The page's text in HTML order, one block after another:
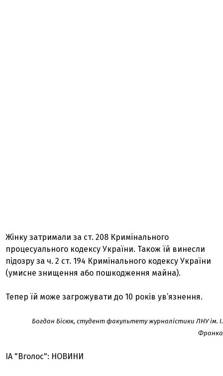
Жінку затримали за ст. 208 Кримінального
процесуального кодексу України. Також їй винесли
підозру за ч. 2 ст. 194 Кримінального кодексу України
(умисне знищення або пошкодження майна).
Тепер їй може загрожувати до 10 років ув’язнення.
Богдан Бісюк, студент факультету журналістики ЛНУ ім. І.
Франка
ІА "Вголос": НОВИНИ